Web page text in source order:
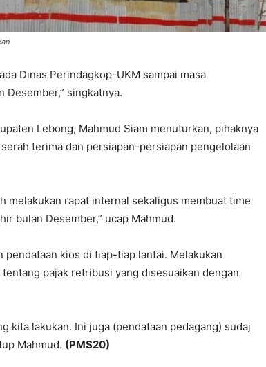
Dinas Perindagkop-UKM sampai masa
singkatnya.
Lebong, Mahmud Siam menuturkan, pihaknya
terima dan persiapan-persiapan pengelolaan
melakukan rapat internal sekaligus membuat time
bulan Desember,” ucap Mahmud.
pendataan kios di tiap-tiap lantai. Melakukan
pajak retribusi yang disesuaikan dengan
kita lakukan. Ini juga (pendataan pedagang) sudaj
Mahmud. (PMS20)